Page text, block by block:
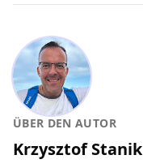
ÜBER DEN AUTOR
Krzysztof Stanik